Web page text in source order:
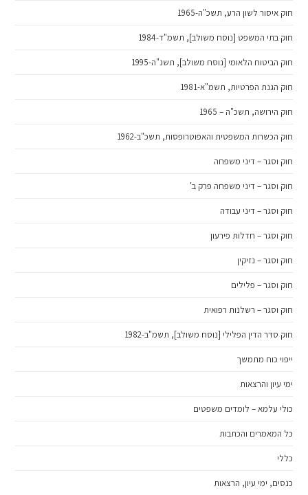
חוק איסור לשון הרע, תשכ"ה-1965
חוק בתי המשפט [נוסח משולב], תשמ"ד-1984
חוק הביטוח הלאומי [נוסח משולב], תשנ"ה-1995
חוק הגנת הפרטיות, תשמ"א-1981
חוק הירושה, תשכ"ה – 1965
חוק הכשרות המשפטית והאפוטרופסות, תשכ"ב-1962
חוק וסגר – דיני משפחה
חוק וסגר – דיני משפחה פרק ב'
חוק וסגר – דיני עבודה
חוק וסגר – חדלות פירעון
חוק וסגר – נזיקין
חוק וסגר – פלילים
חוק וסגר – רשלנות רפואית
חוק סדר הדין הפלילי [נוסח משולב], תשמ"ב-1982
ייפוי כוח מתמשך
ימי עיון והרצאות
כולי עלמא – לומדים משפטים
כל המאמרים והכתבות
כללי
כנסים, ימי עיון, הרצאות